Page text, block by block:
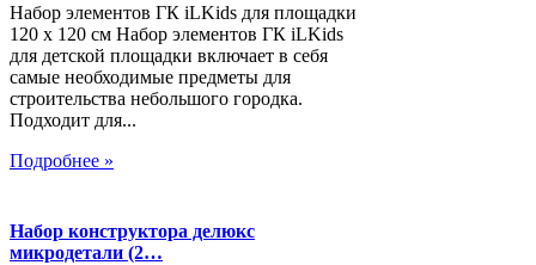
Набор элементов ГК iLKids для площадки
120 х 120 см Набор элементов ГК iLKids
для детской площадки включает в себя
самые необходимые предметы для
строительства небольшого городка.
Подходит для...
Подробнее »
Набор конструктора делюкс
микродетали (2…